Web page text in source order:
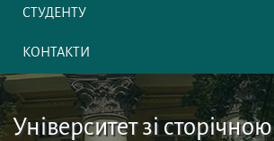
СТУДЕНТУ
КОНТАКТИ
Університет зі сторічною